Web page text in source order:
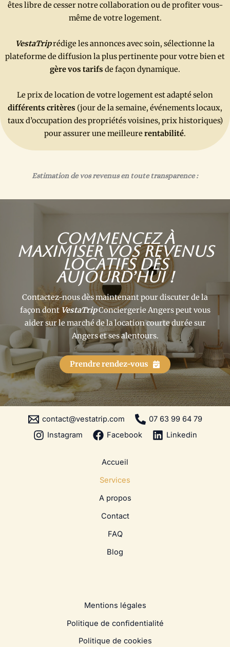
êtes libre de cesser notre collaboration ou de profiter vous-
même de votre logement.
VestaTriprédige les annonces avec soin, sélectionne la
plateforme de diffusion la plus pertinente pour votre bien et
gère vos tarifs de façon dynamique.
Le prix de location de votre logement est adapté selon
différents critères (jour de la semaine, événements locaux,
taux d’occupation des propriétés voisines, prix historiques)
pour assurer une meilleurerentabilité.
Estimation de vos revenus en toute transparence :
Commencez à
maximiser vos revenus
locatifs dès
aujourd’hui !
Contactez-nous dès maintenant pour discuter de la
façon dontVestaTripConciergerie Angers peut vous
aider sur le marché de la location courte durée sur
Angers et ses alentours.
Prendre rendez-vous
contact@vestatrip.com
07 63 99 64 79
Instagram
Facebook Linkedin
Accueil
Services
A propos
Contact
FAQ
Blog
Mentions légales
Politique de confidentialité
Politique de cookies